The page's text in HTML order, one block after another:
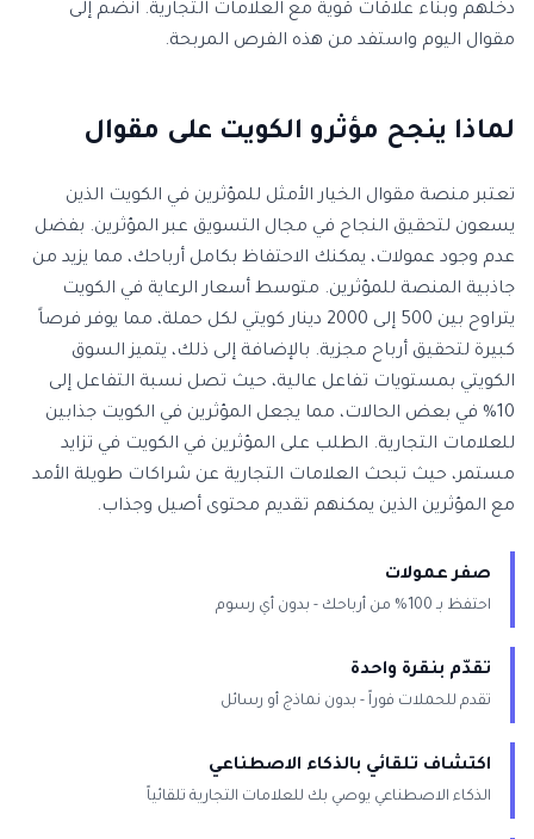
دخلهم وبناء علاقات قوية مع العلامات التجارية. انضم إلى
مقوال اليوم واستفد من هذه الفرص المربحة.
لماذا ينجح مؤثرو الكويت على مقوال
تعتبر منصة مقوال الخيار الأمثل للمؤثرين في الكويت الذين
يسعون لتحقيق النجاح في مجال التسويق عبر المؤثرين. بفضل
عدم وجود عمولات، يمكنك الاحتفاظ بكامل أرباحك، مما يزيد من
جاذبية المنصة للمؤثرين. متوسط أسعار الرعاية في الكويت
يتراوح بين 500 إلى 2000 دينار كويتي لكل حملة، مما يوفر فرصاً
كبيرة لتحقيق أرباح مجزية. بالإضافة إلى ذلك، يتميز السوق
الكويتي بمستويات تفاعل عالية، حيث تصل نسبة التفاعل إلى
10% في بعض الحالات، مما يجعل المؤثرين في الكويت جذابين
للعلامات التجارية. الطلب على المؤثرين في الكويت في تزايد
مستمر، حيث تبحث العلامات التجارية عن شراكات طويلة الأمد
مع المؤثرين الذين يمكنهم تقديم محتوى أصيل وجذاب.
صفر عمولات
احتفظ بـ 100% من أرباحك - بدون أي رسوم
تقدّم بنقرة واحدة
تقدم للحملات فوراً - بدون نماذج أو رسائل
اكتشاف تلقائي بالذكاء الاصطناعي
الذكاء الاصطناعي يوصي بك للعلامات التجارية تلقائياً